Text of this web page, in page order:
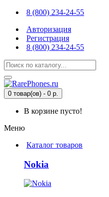
8 (800) 234-24-55
Авторизация
Регистрация
8 (800) 234-24-55
0 товар(ов) - 0 р.
В корзине пусто!
Меню
Каталог товаров
Nokia